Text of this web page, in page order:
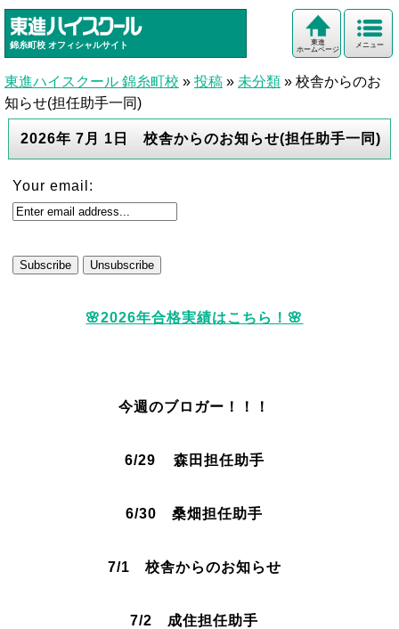
錦糸町校 オフィシャルサイト メニュー
東進
ホームページ
東進ハイスクール 錦糸町校 » 投稿 » 未分類 » 校舎からのお
知らせ(担任助手一同)
2026年 7月 1日 校舎からのお知らせ(担任助手一同)
Your email:
🌸2026年合格実績はこちら！🌸
今週のブロガー！！！
6/29 森田 担任助手
6/30 桑畑担任助手
7/1 校舎からのお知らせ
7/2 成住担任助手